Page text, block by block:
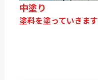
中塗り
塗料を塗っていきます